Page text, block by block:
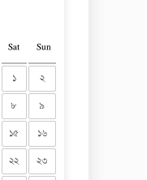
Sat Sun
১
২
৮
৯
১৫
১৬
২২
২৩